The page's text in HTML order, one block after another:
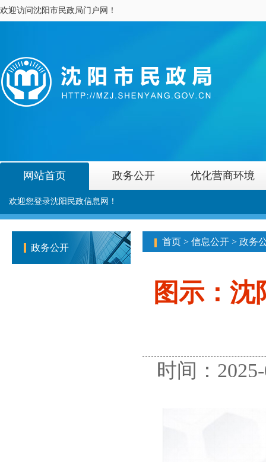
欢迎访问沈阳市民政局门户网！
网站首页 政务公开 优化营商环境
欢迎您登录沈阳民政信息网！
政务公开
首页 > 信息公开 > 政务
图示：沈
时间：